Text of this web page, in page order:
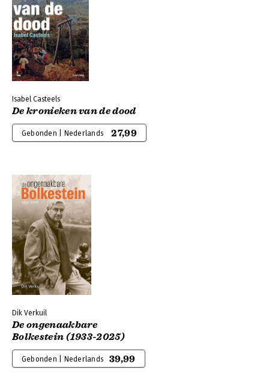
Isabel Casteels
De kronieken van de dood
Gebonden | Nederlands 27,99
Dik Verkuil
De ongenaakbare
Bolkestein (1933-2025)
Gebonden | Nederlands 39,99